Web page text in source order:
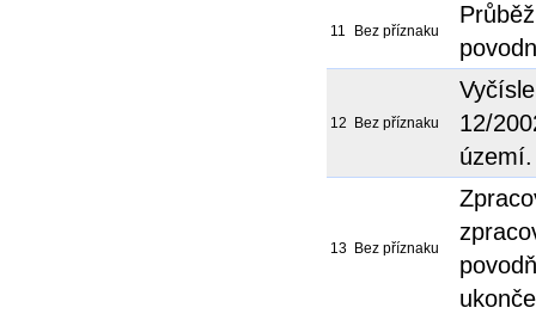
11 Bez příznaku
12 Bez příznaku
12/
území.
13 Bez příznaku